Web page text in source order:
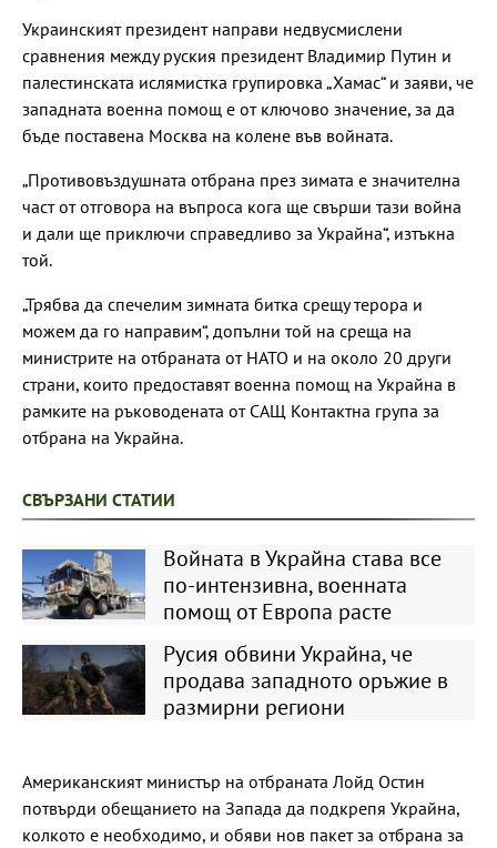
Украинският президент направи недвусмислени
сравнения между руския президент Владимир Путин и
палестинската ислямистка групировка „Хамас“ и заяви, че
западната военна помощ е от ключово значение, за да
бъде поставена Москва на колене във войната.
„Противовъздушната отбрана през зимата е значителна
част от отговора на въпроса кога ще свърши тази война
и дали ще приключи справедливо за Украйна“, изтъкна
той.
„Трябва да спечелим зимната битка срещу терора и
можем да го направим“, допълни той на среща на
министрите на отбраната от НАТО и на около 20 други
страни, които предоставят военна помощ на Украйна в
рамките на ръководената от САЩ Контактна група за
отбрана на Украйна.
СВЪРЗАНИ СТАТИИ
Войната в Украйна става все
по-интензивна, военната
помощ от Европа расте
Русия обвини Украйна, че
продава западното оръжие в
размирни региони
Американският министър на отбраната Лойд Остин
потвърди обещанието на Запада да подкрепя Украйна,
колкото е необходимо, и обяви нов пакет за отбрана за